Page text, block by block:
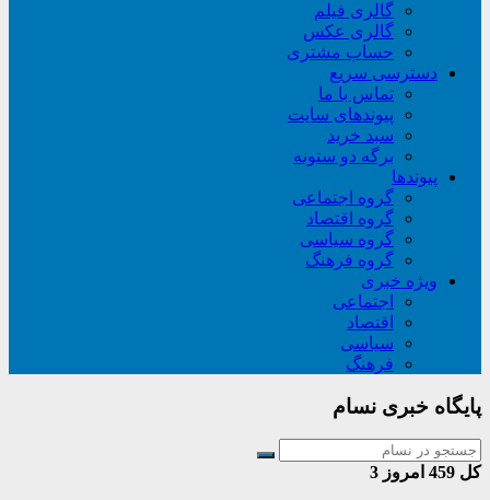
گالری فیلم
گالری عکس
حساب مشتری
دسترسی سریع
تماس با ما
پیوندهای سایت
سبد خريد
برگه دو ستونه
پیوندها
گروه اجتماعی
گروه اقتصاد
گروه سیاسی
گروه فرهنگ
ویژه خبری
اجتماعی
اقتصاد
سیاسی
فرهنگ
پایگاه خبری نسام
کل امروز 3